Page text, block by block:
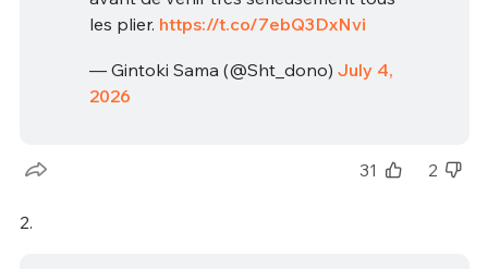
les plier. https://t.co/7ebQ3DxNvi
— Gintoki Sama (@Sht_dono) July 4,
2026
31 2
2.